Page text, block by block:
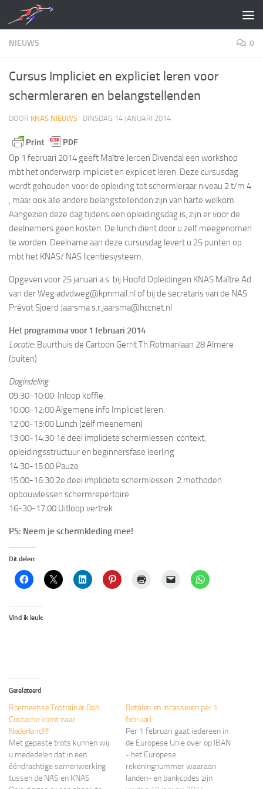
Doorgaan naar inhoud
NIEUWS 0
Cursus Impliciet en expliciet leren voor
schermleraren en belangstellenden
DOOR KNAS NIEUWS · DINSDAG 14 JANUARI 2014
Op 1 februari 2014 geeft Maître Jeroen Divendal een workshop
mbt het onderwerp impliciet en expliciet leren. Deze cursusdag
wordt gehouden voor de opleiding tot schermleraar niveau 2 t/m 4
, maar ook alle andere belangstellenden zijn van harte welkom.
Aangezien deze dag tijdens een opleidingsdag is, zijn er voor de
deelnemers geen kosten. De lunch dient door u zelf meegenomen
te worden. Deelname aan deze cursusdag levert u 25 punten op
mbt het KNAS/ NAS licentiesysteem.
Opgeven voor 25 januari a.s. bij Hoofd Opleidingen KNAS Maître Ad
van der Weg advdweg@kpnmail.nl of bij de secretaris van de NAS
Prévot Sjoerd Jaarsma s.r.jaarsma@hccnet.nl
Het programma voor 1 februari 2014
Locatie: Buurthuis de Cartoon Gerrit Th.Rotmanlaan 28 Almere
(buiten)
Dagindeling:
09:30-10:00: Inloop koffie.
10:00-12:00 Algemene info Impliciet leren.
12:00-13:00 Lunch (zelf meenemen)
13:00-14:30 1e deel impliciete schermlessen: context,
opleidingsstructuur en beginnersfase leerling
14:30-15:00 Pauze
15:00-16:30 2e deel impliciete schermlessen: 2 methoden
opbouwlessen schermrepertoire
16-30-17:00 Uitloop vertrek
PS: Neem je schermkleding mee!
Dit delen:
Vind ik leuk:
Gerelateerd
Roemeense Toptrainer Dan
Costache komt naar
Nederland!!!!
Met gepaste trots kunnen wij
u mededelen dat in een
ééndrachtige samenwerking
tussen de NAS en KNAS
Betalen en incasseren per 1
februari
Per 1 februari gaat iedereen in
de Europese Unie over op IBAN
- het Europese
rekeningnummer waaraan
landen- en bankcodes zijn